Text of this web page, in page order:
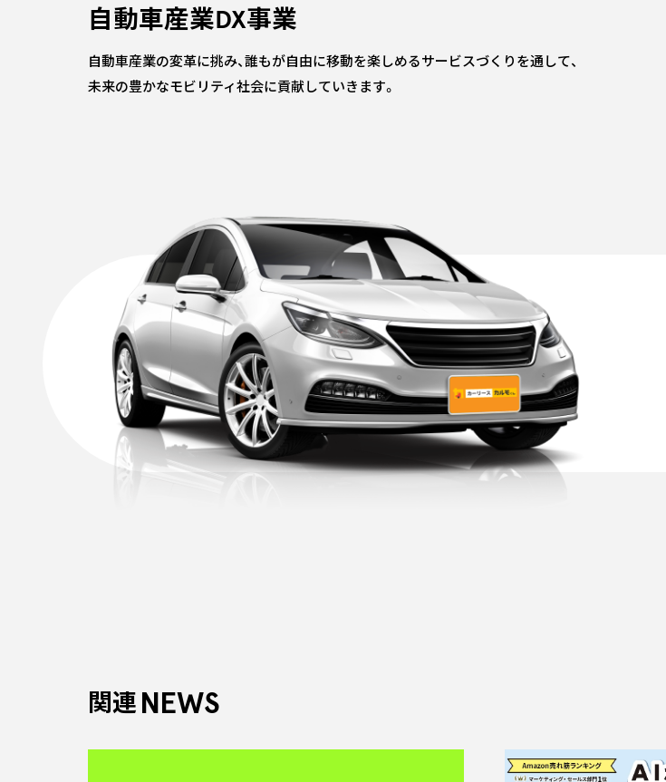
自動車産業DX事業
自動車産業の変革に挑み、誰もが自由に移動を楽しめるサービスづくりを通して、
未来の豊かなモビリティ社会に貢献していきます。
関連 NEWS